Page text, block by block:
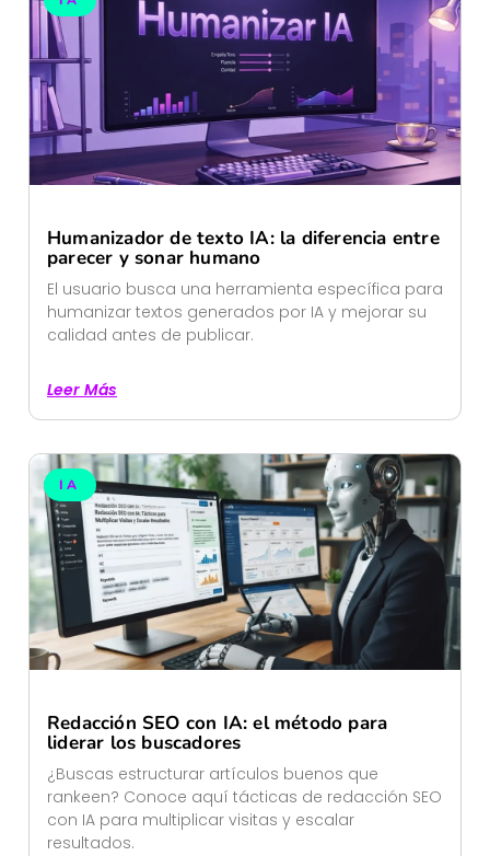
Humanizador de texto IA: la diferencia entre
parecer y sonar humano
El usuario busca una herramienta específica para
humanizar textos generados por IA y mejorar su
calidad antes de publicar.
Leer Más
IA
Redacción SEO con IA: el método para
liderar los buscadores
¿Buscas estructurar artículos buenos que
rankeen? Conoce aquí tácticas de redacción SEO
con IA para multiplicar visitas y escalar
resultados.